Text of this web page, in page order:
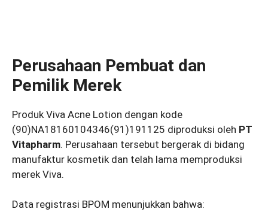
Perusahaan Pembuat dan
Pemilik Merek
Produk Viva Acne Lotion dengan kode
(90)NA18160104346(91)191125 diproduksi oleh PT
Vitapharm. Perusahaan tersebut bergerak di bidang
manufaktur kosmetik dan telah lama memproduksi
merek Viva.
Data registrasi BPOM menunjukkan bahwa: